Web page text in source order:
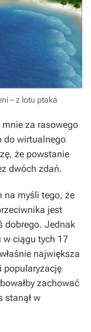
– z lotu ptaka
za rasowego
do wirtualnego
że powstanie
dwóch zdań.
na myśli tego, że
jest
dobrego. Jednak
w ciągu tych 17
największa
popularyzację
zachować
stanął w